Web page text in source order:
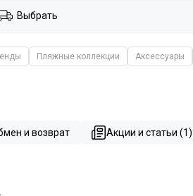
Выбрать
Пляжные коллекции Аксессуары
и возврат Акции и статьи (1)